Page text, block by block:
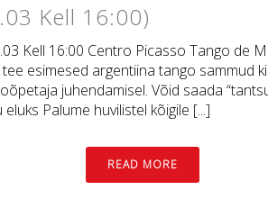
Kell 16:00)
Kell 16:00 Centro Picasso Tango de
esimesed argentiina tango sammud
juhendamisel. Võid saada
eluks Palume huvilistel kõigile [...]
READ MORE